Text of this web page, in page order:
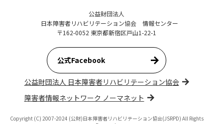
公益財団法人
日本障害者リハビリテーション協会 情報センター
〒162-0052 東京都新宿区戸山1-22-1
公式Facebook
公益財団法人 日本障害者リハビリテーション協会
障害者情報ネットワーク ノーマネット
Copyright (C) 2007-2024 (公財)日本障害者リハビリテーション協会(JSRPD) All Rights